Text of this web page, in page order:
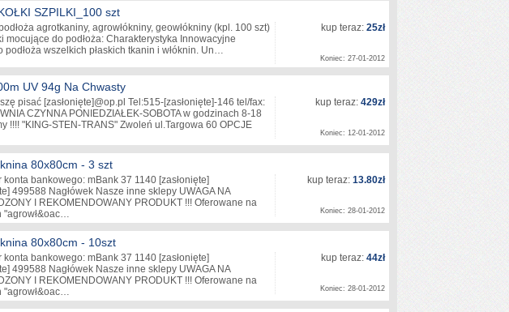
SZPILKI_100 szt
agrotkaniny, agrowłókniny, geowłókniny (kpl. 100 szt)
mocujące do podłoża: Charakterystyka Innowacyjne
wszelkich płaskich tkanin i włóknin. Un…
kup teraz: 25zł
Koniec: 27-01-2012
UV 94g Na Chwasty
pisać [zasłonięte]@op.pl Tel:515-[zasłonięte]-146 tel/fax:
CZYNNA PONIEDZIAŁEK-SOBOTA w godzinach 8-18
!!!! "KING-STEN-TRANS" Zwoleń ul.Targowa 60 OPCJE
kup teraz: 429zł
Koniec: 12-01-2012
80x80cm - 3 szt
konta bankowego: mBank 37 1140 [zasłonięte]
499588 Nagłówek Nasze inne sklepy UWAGA NA
I REKOMENDOWANY PRODUKT !!! Oferowane na
"agrowł&oac…
kup teraz: 13.80zł
Koniec: 28-01-2012
80x80cm - 10szt
konta bankowego: mBank 37 1140 [zasłonięte]
499588 Nagłówek Nasze inne sklepy UWAGA NA
I REKOMENDOWANY PRODUKT !!! Oferowane na
"agrowł&oac…
kup teraz: 44zł
Koniec: 28-01-2012